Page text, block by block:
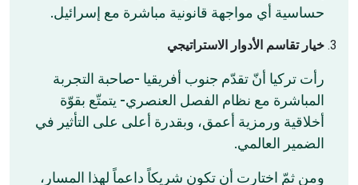
حساسية أي مواجهة قانونية مباشرة مع إسرائيل.
خيار تقاسم الأدوار الاستراتيجي
رأت تركيا أنّ تقدّم جنوب أفريقيا -صاحبة التجربة
المباشرة مع نظام الفصل العنصري- يتمتّع بقوّة
أخلاقية ورمزية أعمق، وبقدرة أعلى على التأثير في
الضمير العالمي.
ومن ثمّ اختارت أن تكون شريكاً داعماً لهذا المسار،